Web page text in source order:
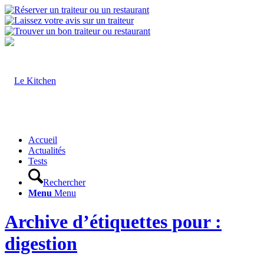
Accueil
Actualités
Tests
Rechercher
Menu Menu
Archive d’étiquettes pour :
digestion